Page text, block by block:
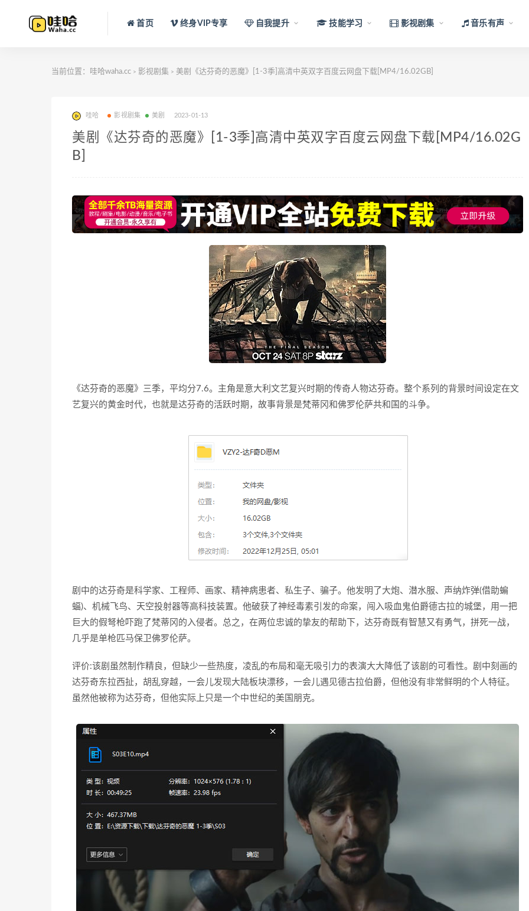
首页 终身VIP专享 自我提升 技能学习 影视剧集 音乐有声
当前位置： 哇哈waha.cc > 影视剧集 > 美剧《达芬奇的恶魔》[1-3季]高清中英双字百度云网盘下载[MP4/16.02GB]
哇哈 影视剧集 美剧 2023-01-13
美剧《达芬奇的恶魔》[1-3季]高清中英双字百度云网盘下载[MP4/16.02G
B]
《达芬奇的恶魔》三季，平均分7.6。主角是意大利文艺复兴时期的传奇人物达芬奇。整个系列的背景时间设定在文
艺复兴的黄金时代，也就是达芬奇的活跃时期，故事背景是梵蒂冈和佛罗伦萨共和国的斗争。
剧中的达芬奇是科学家、工程师、画家、精神病患者、私生子、骗子。他发明了大炮、潜水服、声纳炸弹(借助蝙
蝠)、机械飞鸟、天空投射器等高科技装置。他破获了神经毒素引发的命案，闯入吸血鬼伯爵德古拉的城堡，用一把
巨大的假弩枪吓跑了梵蒂冈的入侵者。总之，在两位忠诚的挚友的帮助下，达芬奇既有智慧又有勇气，拼死一战，
几乎是单枪匹马保卫佛罗伦萨。
评价:该剧虽然制作精良，但缺少一些热度，凌乱的布局和毫无吸引力的表演大大降低了该剧的可看性。剧中刻画的
达芬奇东拉西扯，胡乱穿越，一会儿发现大陆板块漂移，一会儿遇见德古拉伯爵，但他没有非常鲜明的个人特征。
虽然他被称为达芬奇，但他实际上只是一个中世纪的美国朋克。